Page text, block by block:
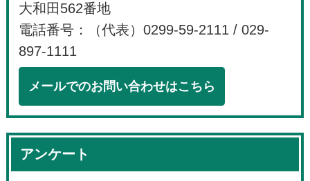
大和田562番地
電話番号：（代表）0299-59-2111 / 029-
897-1111
メールでのお問い合わせはこちら
アンケート